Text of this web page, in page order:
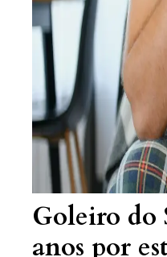
Goleiro do
anos por